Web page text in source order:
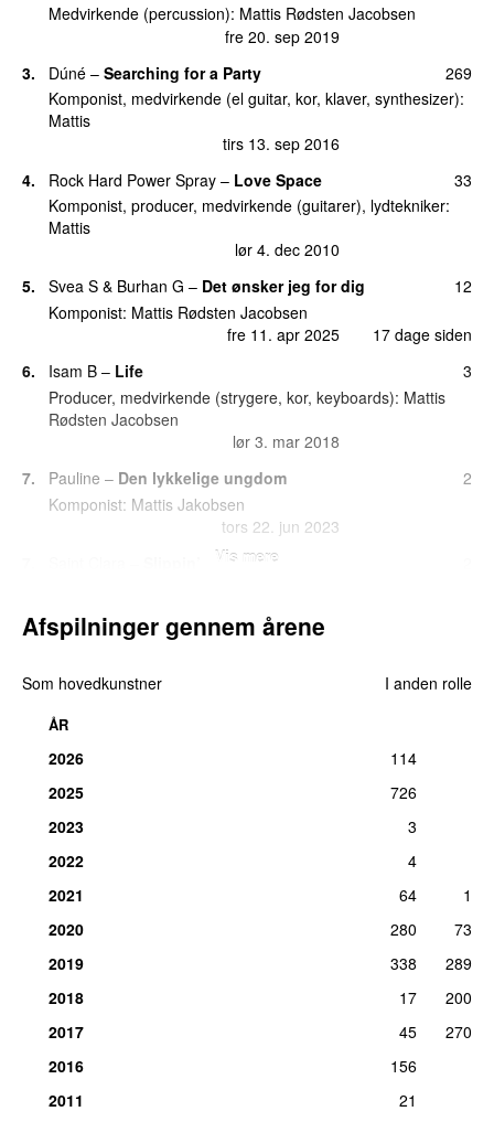
fre 20. sep 2019
Medvirkende (percussion): Mattis Rødsten Jacobsen
3. Dúné – Searching for a Party
tirs 13. sep 2016
269
Komponist, medvirkende (el guitar, kor, klaver, synthesizer):
Mattis
4. Rock Hard Power Spray – Love Space
lør 4. dec 2010
33
Komponist, producer, medvirkende (guitarer), lydtekniker:
Mattis
5. Svea S & Burhan G – Det ønsker jeg for dig
fre 11. apr 2025 17 dage siden
12
Komponist: Mattis Rødsten Jacobsen
6. Isam B – Life
lør 3. mar 2018
3
Producer, medvirkende (strygere, kor, keyboards): Mattis
Rødsten Jacobsen
7. Pauline – Den lykkelige ungdom
tors 22. jun 2023
2
Komponist: Mattis Jakobsen
fre 24. aug 2018
Komponist, tekst/forfatter:
Mattis Rødsten Jacobsen
Isam B
Medvirkende (kor, klaver, el bas):
Mattis Rødsten Jacobsen
Vis mere
Afspilninger gennem årene
Som hovedkunstner I anden rolle
ÅR
2026
114
2025
726
2023
3
2022
4
2021
64
1
2020
280
73
2019
338
289
2018
17
200
2017
45
270
2016
156
2011
21